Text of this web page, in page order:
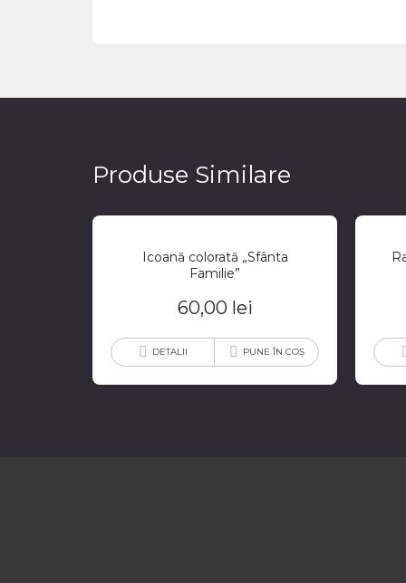
Produse Similare
Icoană colorată „Sfânta
Familie”
60,00 lei
DETALII PUNE ÎN COȘ